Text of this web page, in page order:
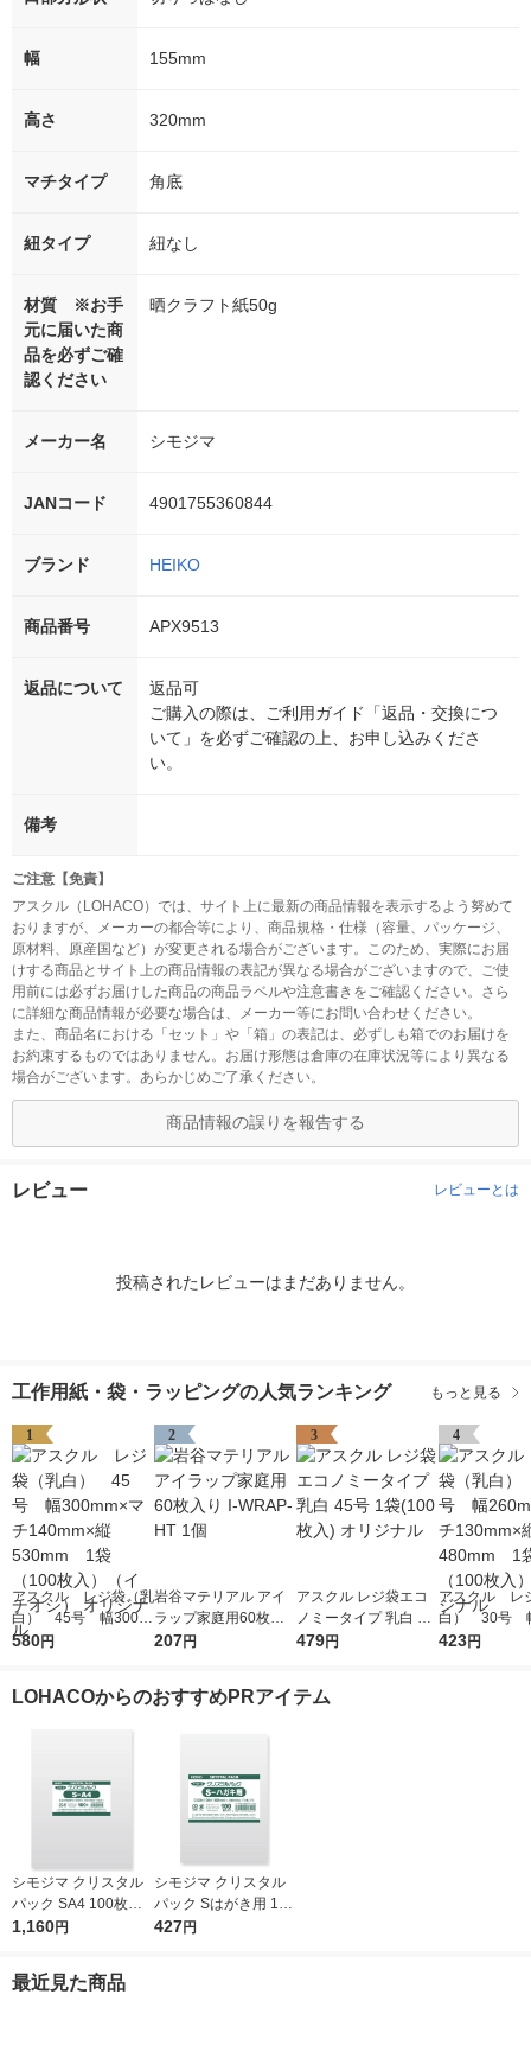
幅 155mm
高さ 320mm
マチタイプ 角底
紐タイプ 紐なし
材質 ※お手
元に届いた商
品を必ずご確
認ください
晒クラフト紙50g
メーカー名 シモジマ
JANコード 4901755360844
ブランド HEIKO
商品番号 APX9513
返品について
返品可
ご購入の際は、ご利用ガイド「返品・交換につ
いて」を必ずご確認の上、お申し込みくださ
い。
備考
ご注意【免責】
アスクル（LOHACO）では、サイト上に最新の商品情報を表示するよう努めて
おりますが、メーカーの都合等により、商品規格・仕様（容量、パッケージ、
原材料、原産国など）が変更される場合がございます。このため、実際にお届
けする商品とサイト上の商品情報の表記が異なる場合がございますので、ご使
用前には必ずお届けした商品の商品ラベルや注意書きをご確認ください。さら
に詳細な商品情報が必要な場合は、メーカー等にお問い合わせください。
また、商品名における「セット」や「箱」の表記は、必ずしも箱でのお届けを
お約束するものではありません。お届け形態は倉庫の在庫状況等により異なる
場合がございます。あらかじめご了承ください。
商品情報の誤りを報告する
レビュー レビューとは
投稿されたレビューはまだありません。
工作用紙・袋・ラッピングの人気ランキング もっと見る
1
アスクル レジ袋（乳
白） 45号 幅300m
m×マチ140mm×縦53
リジナル
580円
2
岩谷マテリアル アイ
ラップ家庭用60枚入
り I-WRAP-HT 1個
207円
3
アスクル レジ袋エコ
ノミータイプ 乳白 45
号 1袋(100枚入) オリ
479円
4
アスクル レ
白） 30号
m×マチ
423円
LOHACOからのおすすめPRアイテム
シモジマ クリスタル
パック SA4 100枚入 6
739200 1袋(100枚入)
1,160円
シモジマ クリスタル
パック Sはがき用 100
枚入 6751700 1袋(10
427円
最近見た商品